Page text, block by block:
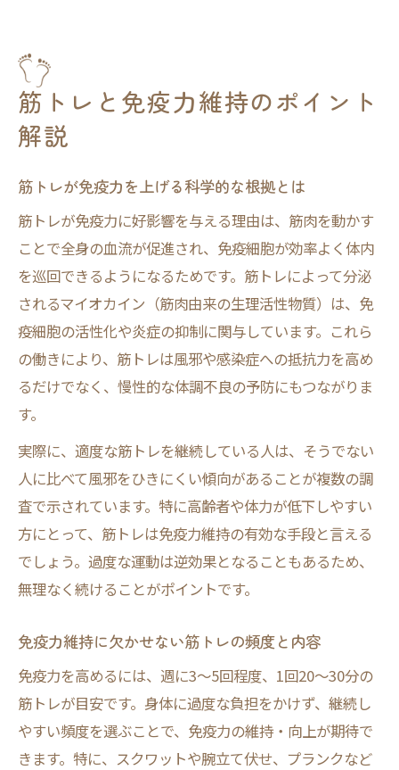
筋トレと免疫力維持のポイント
解説
筋トレが免疫力を上げる科学的な根拠とは
筋トレが免疫力に好影響を与える理由は、筋肉を動かす
ことで全身の血流が促進され、免疫細胞が効率よく体内
を巡回できるようになるためです。筋トレによって分泌
されるマイオカイン（筋肉由来の生理活性物質）は、免
疫細胞の活性化や炎症の抑制に関与しています。これら
の働きにより、筋トレは風邪や感染症への抵抗力を高め
るだけでなく、慢性的な体調不良の予防にもつながりま
す。
実際に、適度な筋トレを継続している人は、そうでない
人に比べて風邪をひきにくい傾向があることが複数の調
査で示されています。特に高齢者や体力が低下しやすい
方にとって、筋トレは免疫力維持の有効な手段と言える
でしょう。過度な運動は逆効果となることもあるため、
無理なく続けることがポイントです。
免疫力維持に欠かせない筋トレの頻度と内容
免疫力を高めるには、週に3～5回程度、1回20～30分の
筋トレが目安です。身体に過度な負担をかけず、継続し
やすい頻度を選ぶことで、免疫力の維持・向上が期待で
きます。特に、スクワットや腕立て伏せ、プランクなど